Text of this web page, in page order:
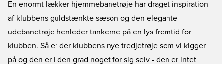
En enormt lækker hjemmebanetrøje har draget inspiration
af klubbens guldstænkte sæson og den elegante
udebanetrøje henleder tankerne på en lys fremtid for
klubben. Så er der klubbens nye tredjetrøje som vi kigger
på og den er i den grad noget for sig selv - den er intet